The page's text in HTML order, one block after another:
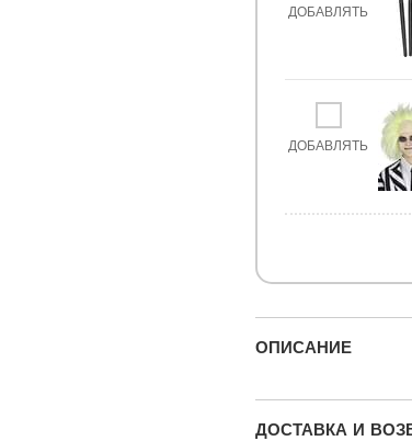
ДОБАВЛЯТЬ
ДОБАВЛЯТЬ
ОПИСАНИЕ
ДОСТАВКА И